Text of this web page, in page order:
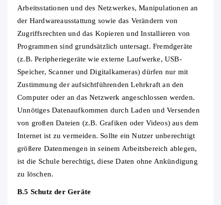
Arbeitsstationen und des Netzwerkes, Manipulationen an
der Hardwareausstattung sowie das Verändern von
Zugriffsrechten und das Kopieren und Installieren von
Programmen sind grundsätzlich untersagt. Fremdgeräte
(z.B. Peripheriegeräte wie externe Laufwerke, USB‐
Speicher, Scanner und Digitalkameras) dürfen nur mit
Zustimmung der aufsichtführenden Lehrkraft an den
Computer oder an das Netzwerk angeschlossen werden.
Unnötiges Datenaufkommen durch Laden und Versenden
von großen Dateien (z.B. Grafiken oder Videos) aus dem
Internet ist zu vermeiden. Sollte ein Nutzer unberechtigt
größere Datenmengen in seinem Arbeitsbereich ablegen,
ist die Schule berechtigt, diese Daten ohne Ankündigung
zu löschen.
B.5 Schutz der Geräte